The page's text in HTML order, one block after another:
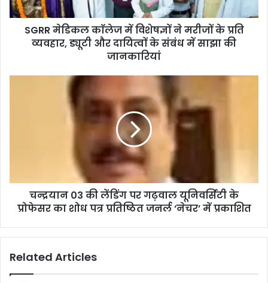
SGRR मेडिकल काॅलेज में विशेषज्ञों ने मरीजों के प्रति
व्यवहार, ड्यूटी और दायित्वों के संबंध में साझा की
जानकारियां
चन्द्रयान 03 की लेंडिंग पर गढ़वाल यूनिवर्सिटी के
प्रोफेसर का शोध पत्र प्रतिष्ठित जनर्ल ‘नेचर’ में प्रकाशित
Related Articles